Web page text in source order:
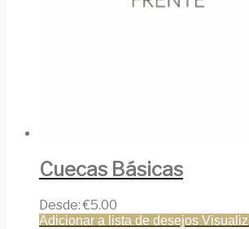
Cuecas Básicas
Desde:€5.00
Adicionar a lista de desejos